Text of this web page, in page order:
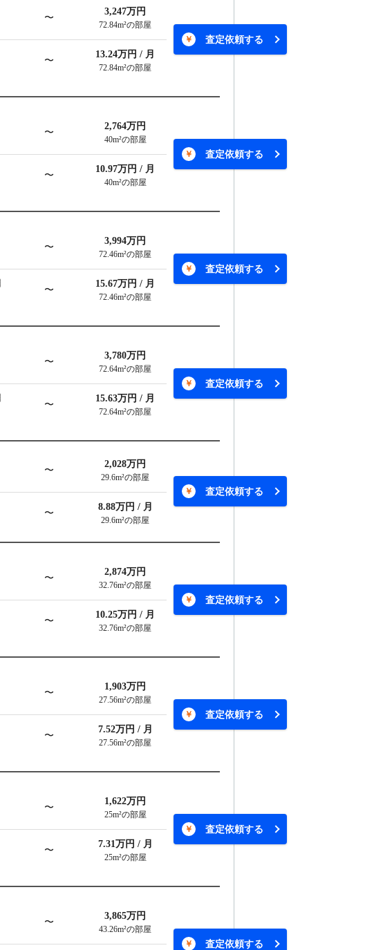
〜
3,247万円
72.84m²の部屋
〜
13.24万円 / 月
72.84m²の部屋
査定依頼する
〜
2,764万円
40m²の部屋
〜
10.97万円 / 月
40m²の部屋
査定依頼する
〜
3,994万円
72.46m²の部屋
〜
15.67万円 / 月
72.46m²の部屋
査定依頼する
〜
3,780万円
72.64m²の部屋
〜
15.63万円 / 月
72.64m²の部屋
査定依頼する
〜
2,028万円
29.6m²の部屋
〜
8.88万円 / 月
29.6m²の部屋
査定依頼する
〜
2,874万円
32.76m²の部屋
〜
10.25万円 / 月
32.76m²の部屋
査定依頼する
〜
1,903万円
27.56m²の部屋
〜
7.52万円 / 月
27.56m²の部屋
査定依頼する
〜
1,622万円
25m²の部屋
〜
7.31万円 / 月
25m²の部屋
査定依頼する
〜
3,865万円
43.26m²の部屋
査定依頼する